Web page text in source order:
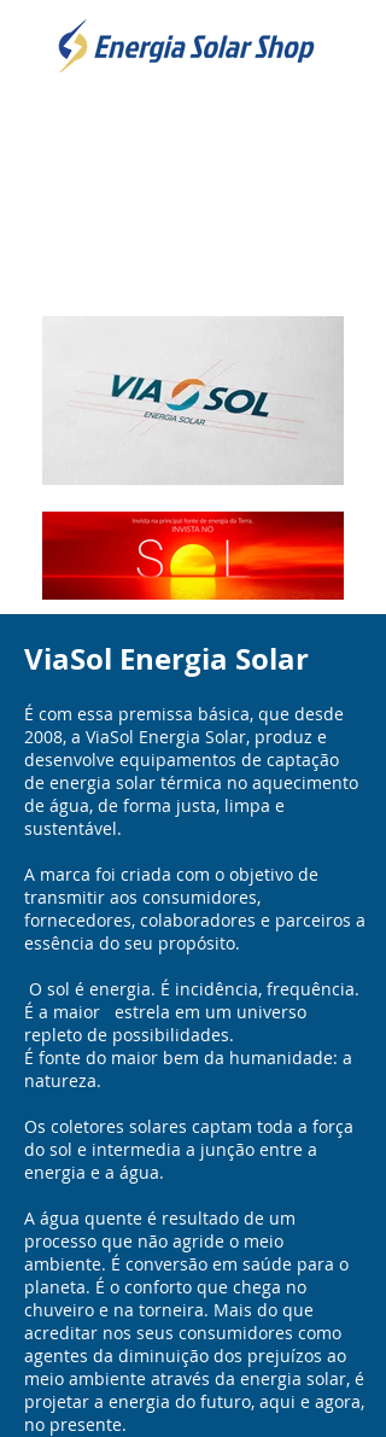
ViaSol Energia Solar
É com essa premissa básica, que desde
2008, a ViaSol Energia Solar, produz e
desenvolve equipamentos de captação
de energia solar térmica no aquecimento
de água, de forma justa, limpa e
sustentável.
A marca foi criada com o objetivo de
transmitir aos consumidores,
fornecedores, colaboradores e parceiros a
essência do seu propósito.
O sol é energia. É incidência, frequência.
É a maior estrela em um universo
repleto de possibilidades.
É fonte do maior bem da humanidade: a
natureza.
Os coletores solares captam toda a força
do sol e intermedia a junção entre a
energia e a água.
A água quente é resultado de um
processo que não agride o meio
ambiente. É conversão em saúde para o
planeta. É o conforto que chega no
chuveiro e na torneira. ​Mais do que
acreditar nos seus consumidores como
agentes da diminuição dos prejuízos ao
meio ambiente através da energia solar, é
projetar a energia do futuro, aqui e agora,
no presente.